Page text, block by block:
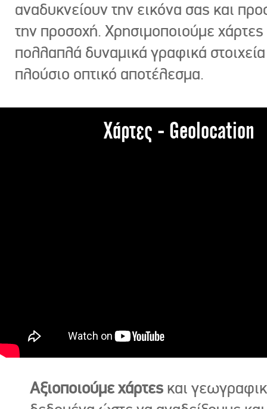
αναδυκνείουν την εικόνα σας και
την προσοχή. Χρησιμοποιούμε χάρτες
πολλαπλά δυναμικά γραφικά στοιχεία
πλούσιο οπτικό αποτέλεσμα.
Χάρτες - Geolocation
Αξιοποιούμε χάρτες και